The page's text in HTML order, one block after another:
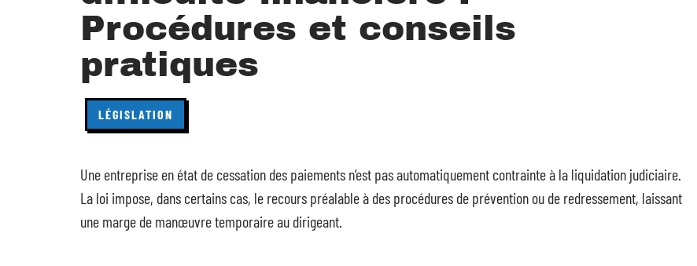
Procédures et conseils
pratiques
LÉGISLATION
Une entreprise en état de cessation des paiements n’est pas automatiquement contrainte à la liquidation judiciaire.
La loi impose, dans certains cas, le recours préalable à des procédures de prévention ou de redressement, laissant
une marge de manœuvre temporaire au dirigeant.